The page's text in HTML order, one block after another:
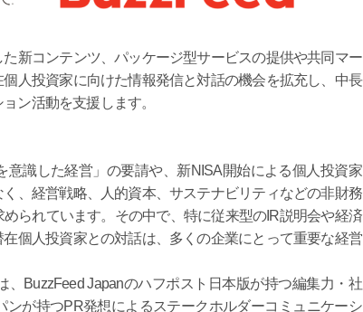
新コンテンツ、パッケージ型サービスの提供や共同マー
人投資家に向けた情報発信と対話の機会を拡充し、中長
ン活動を支援します。
識した経営」の要請や、新NISA開始による個人投資家
、経営戦略、人的資本、サステナビリティなどの非財務
られています。その中で、特に従来型のIR説明会や経済
個人投資家との対話は、多くの企業にとって重要な経営
BuzzFeed Japanのハフポスト日本版が持つ編集力・社
が持つPR発想によるステークホルダーコミュニケーシ